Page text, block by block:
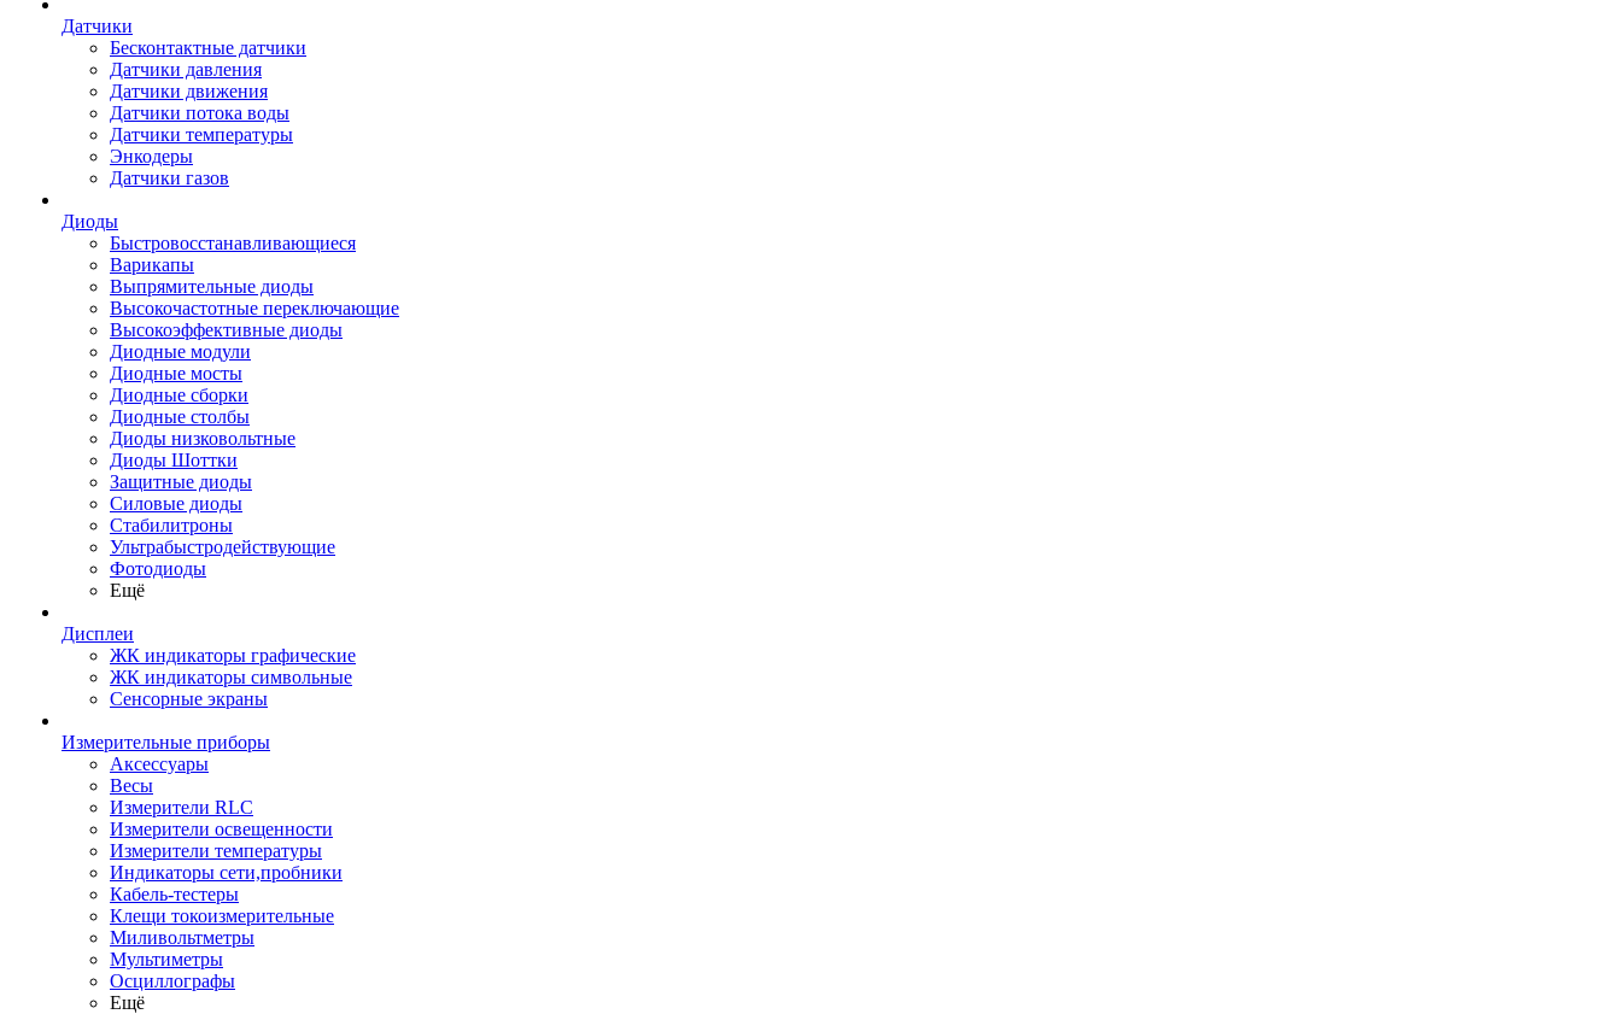
Датчики
Бесконтактные датчики
Датчики давления
Датчики движения
Датчики потока воды
Датчики температуры
Энкодеры
Датчики газов
Диоды
Быстровосстанавливающиеся
Варикапы
Выпрямительные диоды
Высокочастотные переключающие
Высокоэффективные диоды
Диодные модули
Диодные мосты
Диодные сборки
Диодные столбы
Диоды низковольтные
Диоды Шоттки
Защитные диоды
Силовые диоды
Стабилитроны
Ультрабыстродействующие
Фотодиоды
Ещё
Дисплеи
ЖК индикаторы графические
ЖК индикаторы символьные
Сенсорные экраны
Измерительные приборы
Аксессуары
Весы
Измерители RLC
Измерители освещенности
Измерители температуры
Индикаторы сети,пробники
Кабель-тестеры
Клещи токоизмерительные
Миливольтметры
Мультиметры
Осциллографы
Ещё